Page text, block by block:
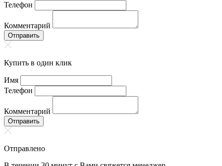
Телефон
Комментарий
Отправить
Купить в один клик
Имя
Телефон
Комментарий
Отправить
Отправлено